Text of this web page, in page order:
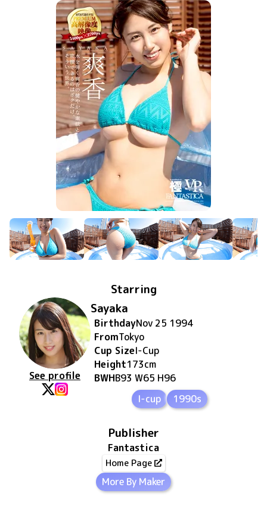
Starring
See profile
Sayaka
BirthdayNov 25 1994
FromTokyo
Cup SizeI-Cup
Height173cm
BWHB93 W65 H96
I-cup
1990s
Publisher
Fantastica
Home Page
More By Maker